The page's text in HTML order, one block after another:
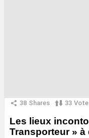
38 Shares 33
Les lieux
Transporteur »